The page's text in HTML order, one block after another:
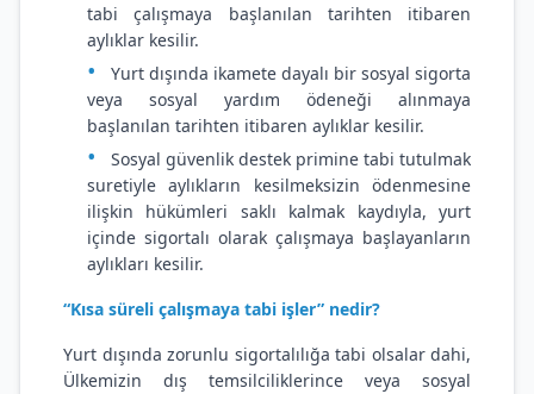
tabi çalışmaya başlanılan tarihten itibaren
aylıklar kesilir.
Yurt dışında ikamete dayalı bir sosyal sigorta
veya sosyal yardım ödeneği alınmaya
başlanılan tarihten itibaren aylıklar kesilir.
Sosyal güvenlik destek primine tabi tutulmak
suretiyle aylıkların kesilmeksizin ödenmesine
ilişkin hükümleri saklı kalmak kaydıyla, yurt
içinde sigortalı olarak çalışmaya başlayanların
aylıkları kesilir.
“Kısa süreli çalışmaya tabi işler” nedir?
Yurt dışında zorunlu sigortalılığa tabi olsalar dahi,
Ülkemizin dış temsilciliklerince veya sosyal